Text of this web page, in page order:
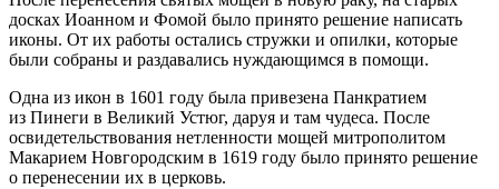
досках Иоанном и Фомой было принято решение написать
иконы. От их работы остались стружки и опилки, которые
были собраны и раздавались нуждающимся в помощи.
Одна из икон в 1601 году была привезена Панкратием
из Пинеги в Великий Устюг, даруя и там чудеса. После
освидетельствования нетленности мощей митрополитом
Макарием Новгородским в 1619 году было принято решение
о перенесении их в церковь.